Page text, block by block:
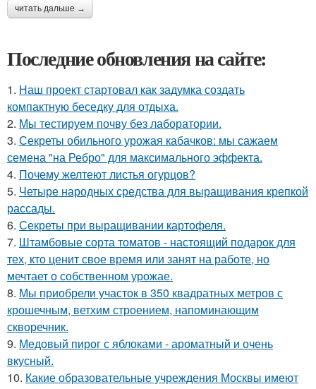
читать дальше →
Последние обновления на сайте:
1. Наш проект стартовал как задумка создать
компактную беседку для отдыха.
2. Мы тестируем почву без лаборатории.
3. Секреты обильного урожая кабачков: мы сажаем
семена "на Ребро" для максимального эффекта.
4. Почему желтеют листья огурцов?
5. Четыре народных средства для выращивания крепкой
рассады.
6. Секреты при выращивании картофеля.
7. Штамбовые сорта томатов - настоящий подарок для
тех, кто ценит свое время или занят на работе, но
мечтает о собственном урожае.
8. Мы приобрели участок в 350 квадратных метров с
крошечным, ветхим строением, напоминающим
скворечник.
9. Медовый пирог с яблоками - ароматный и очень
вкусный.
10. Какие образовательные учреждения Москвы имеют